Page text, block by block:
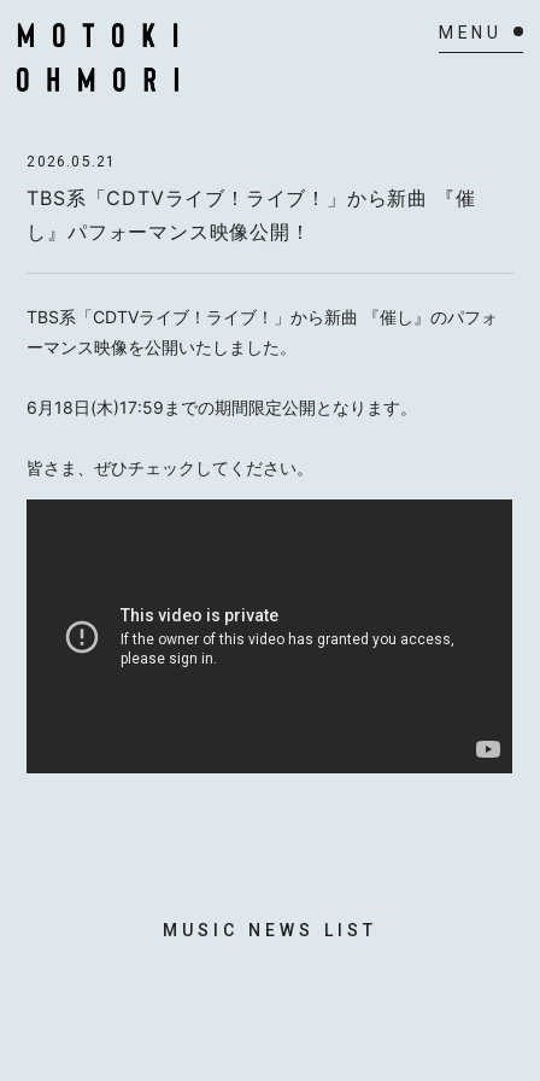
MOTOKI OHMORI
NEWS
SCHEDULE
VIDEO
DISCOGRAPHY
ACTOR
2026.05.21
TBS系「CDTVライブ！ライブ！」から新曲 『催
し』パフォーマンス映像公開！
TBS系「CDTVライブ！ライブ！」から新曲 『催し』のパフォ
ーマンス映像を公開いたしました。
6月18日(木)17:59までの期間限定公開となります。
皆さま、ぜひチェックしてください。
MUSIC NEWS LIST